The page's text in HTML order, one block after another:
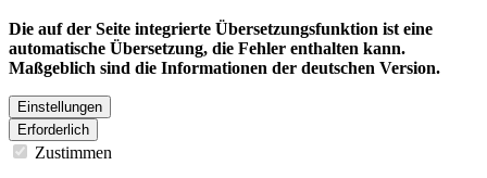
Die auf der Seite integrierte Übersetzungsfunktion ist eine
automatische Übersetzung, die Fehler enthalten kann.
Maßgeblich sind die Informationen der deutschen Version.
Einstellungen
Erforderlich
Zustimmen